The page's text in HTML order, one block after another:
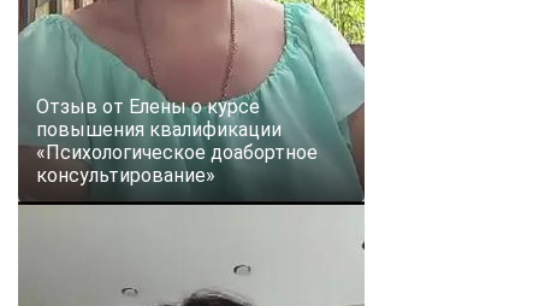
Отзыв от Елены о курсе
повышения квалификации
«Психологическое доабортное
консультирование»